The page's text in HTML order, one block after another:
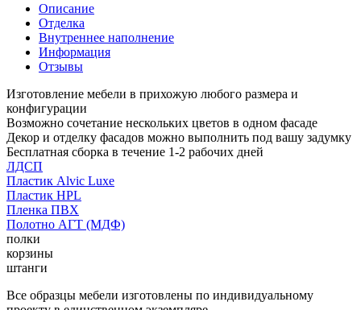
Описание
Отделка
Внутреннее наполнение
Информация
Отзывы
Изготовление мебели в прихожую любого размера и
конфигурации
Возможно сочетание нескольких цветов в одном фасаде
Декор и отделку фасадов можно выполнить под вашу задумку
Бесплатная сборка в течение 1-2 рабочих дней
ЛДСП
Пластик Alvic Luxe
Пластик HPL
Пленка ПВХ
Полотно АГТ (МДФ)
полки
корзины
штанги
Все образцы мебели изготовлены по индивидуальному